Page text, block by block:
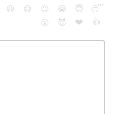
😆 😅 😉 😭 😇
😴
😮
😈 ❤️ 👍